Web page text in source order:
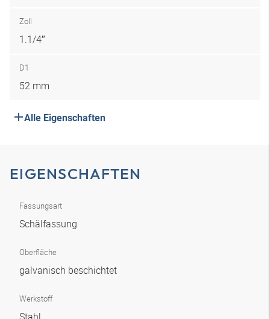
Zoll
1.1/4″
D1
52 mm
Alle Eigenschaften
EIGENSCHAFTEN
Fassungsart
Schälfassung
Oberfläche
galvanisch beschichtet
Werkstoff